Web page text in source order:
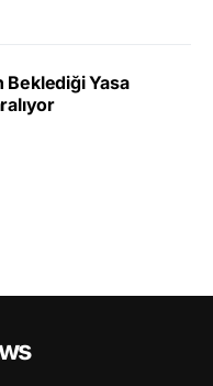
Yasa